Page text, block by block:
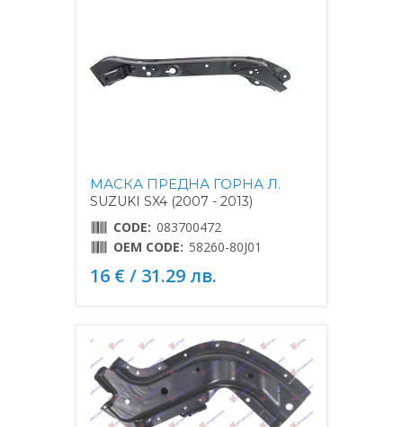
МАСКА ПРЕДНА ГОРНА Л.
SUZUKI SX4 (2007 - 2013)
CODE: 083700472
OEM CODE: 58260-80J01
16 € / 31.29 лв.